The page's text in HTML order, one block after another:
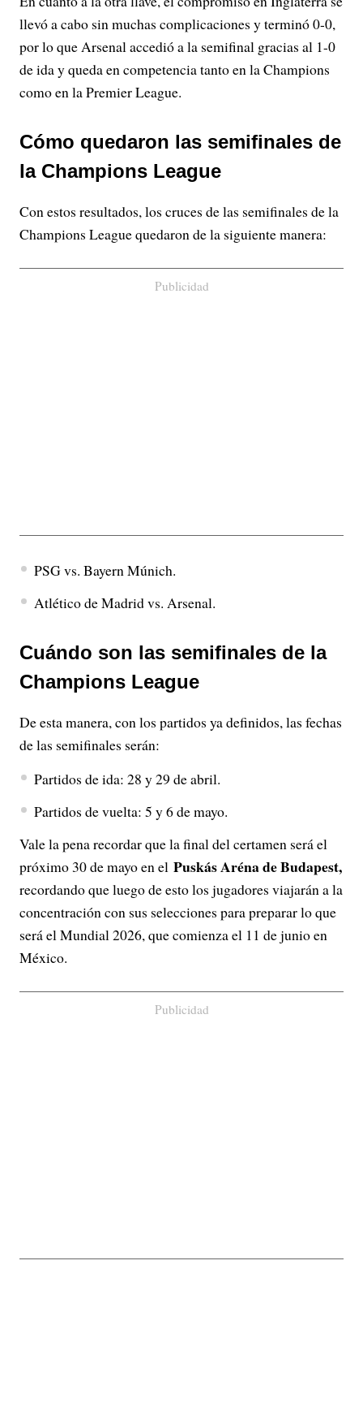
llevó a cabo sin muchas complicaciones y terminó 0-0,
por lo que Arsenal accedió a la semifinal gracias al 1-0
de ida y queda en competencia tanto en la Champions
como en la Premier League.
Cómo quedaron las semifinales de
la Champions League
Con estos resultados, los cruces de las semifinales de la
Champions League quedaron de la siguiente manera:
Publicidad
PSG vs. Bayern Múnich.
Atlético de Madrid vs. Arsenal.
Cuándo son las semifinales de la
Champions League
De esta manera, con los partidos ya definidos, las fechas
de las semifinales serán:
Partidos de ida: 28 y 29 de abril.
Partidos de vuelta: 5 y 6 de mayo.
Vale la pena recordar que la final del certamen será el
próximo 30 de mayo en el Puskás Aréna de Budapest,
recordando que luego de esto los jugadores viajarán a la
concentración con sus selecciones para preparar lo que
será el Mundial 2026, que comienza el 11 de junio en
México.
Publicidad